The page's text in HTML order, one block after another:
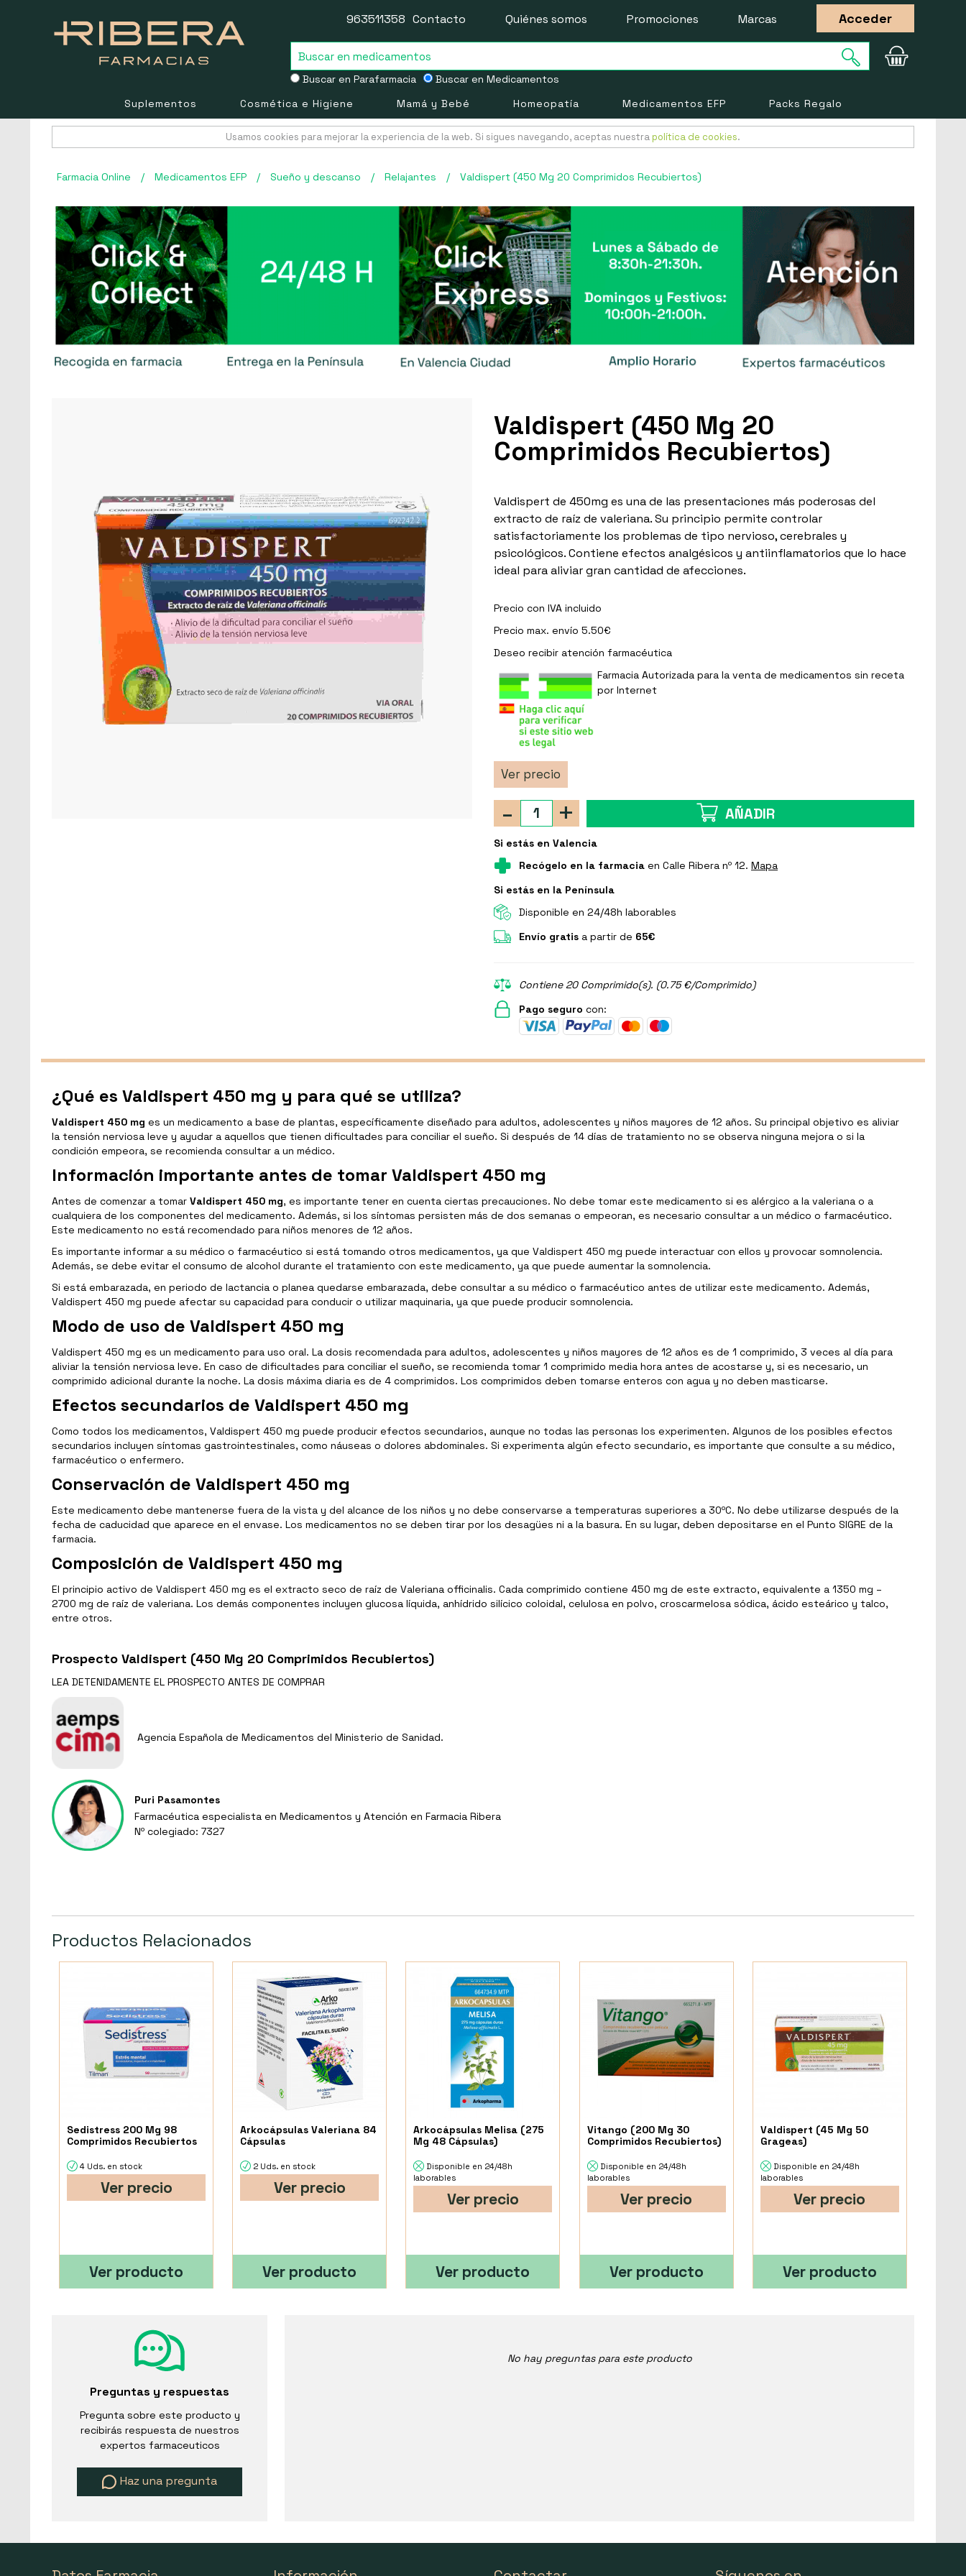
Buscar en Parafarmacia Buscar en Medicamentos
963511358 Contacto Quiénes somos Promociones Marcas Acceder
Suplementos Cosmética e Higiene Mamá y Bebé Homeopatía Medicamentos EFP Packs Regalo
Usamos cookies para mejorar la experiencia de la web. Si sigues navegando, aceptas nuestra política de cookies.
Farmacia Online / Medicamentos EFP / Sueño y descanso / Relajantes / Valdispert (450 Mg 20 Comprimidos Recubiertos)
Valdispert (450 Mg 20
Comprimidos Recubiertos)
Valdispert de 450mg es una de las presentaciones más poderosas del
extracto de raíz de valeriana. Su principio permite controlar
satisfactoriamente los problemas de tipo nervioso, cerebrales y
psicológicos. Contiene efectos analgésicos y antiinflamatorios que lo hace
ideal para aliviar gran cantidad de afecciones.
Precio con IVA incluido
Precio max. envío 5.50€
Deseo recibir atención farmacéutica
Farmacia Autorizada para la venta de medicamentos sin receta
por Internet
Ver precio
+
- AÑADIR
Si estás en Valencia
Recógelo en la farmacia en Calle Ribera nº 12. Mapa
Si estás en la Península
Disponible en 24/48h laborables
Envío gratis a partir de 65€
Contiene 20 Comprimido(s). (0.75 €/Comprimido)
Pago seguro con:
¿Qué es Valdispert 450 mg y para qué se utiliza?
Valdispert 450 mg es un medicamento a base de plantas, específicamente diseñado para adultos, adolescentes y niños mayores de 12 años. Su principal objetivo es aliviar
la tensión nerviosa leve y ayudar a aquellos que tienen dificultades para conciliar el sueño. Si después de 14 días de tratamiento no se observa ninguna mejora o si la
condición empeora, se recomienda consultar a un médico.
Información importante antes de tomar Valdispert 450 mg
Antes de comenzar a tomar Valdispert 450 mg, es importante tener en cuenta ciertas precauciones. No debe tomar este medicamento si es alérgico a la valeriana o a
cualquiera de los componentes del medicamento. Además, si los síntomas persisten más de dos semanas o empeoran, es necesario consultar a un médico o farmacéutico.
Este medicamento no está recomendado para niños menores de 12 años.
Es importante informar a su médico o farmacéutico si está tomando otros medicamentos, ya que Valdispert 450 mg puede interactuar con ellos y provocar somnolencia.
Además, se debe evitar el consumo de alcohol durante el tratamiento con este medicamento, ya que puede aumentar la somnolencia.
Si está embarazada, en periodo de lactancia o planea quedarse embarazada, debe consultar a su médico o farmacéutico antes de utilizar este medicamento. Además,
Valdispert 450 mg puede afectar su capacidad para conducir o utilizar maquinaria, ya que puede producir somnolencia.
Modo de uso de Valdispert 450 mg
Valdispert 450 mg es un medicamento para uso oral. La dosis recomendada para adultos, adolescentes y niños mayores de 12 años es de 1 comprimido, 3 veces al día para
aliviar la tensión nerviosa leve. En caso de dificultades para conciliar el sueño, se recomienda tomar 1 comprimido media hora antes de acostarse y, si es necesario, un
comprimido adicional durante la noche. La dosis máxima diaria es de 4 comprimidos. Los comprimidos deben tomarse enteros con agua y no deben masticarse.
Efectos secundarios de Valdispert 450 mg
Como todos los medicamentos, Valdispert 450 mg puede producir efectos secundarios, aunque no todas las personas los experimenten. Algunos de los posibles efectos
secundarios incluyen síntomas gastrointestinales, como náuseas o dolores abdominales. Si experimenta algún efecto secundario, es importante que consulte a su médico,
farmacéutico o enfermero.
Conservación de Valdispert 450 mg
Este medicamento debe mantenerse fuera de la vista y del alcance de los niños y no debe conservarse a temperaturas superiores a 30ºC. No debe utilizarse después de la
fecha de caducidad que aparece en el envase. Los medicamentos no se deben tirar por los desagües ni a la basura. En su lugar, deben depositarse en el Punto SIGRE de la
farmacia.
Composición de Valdispert 450 mg
El principio activo de Valdispert 450 mg es el extracto seco de raíz de Valeriana officinalis. Cada comprimido contiene 450 mg de este extracto, equivalente a 1350 mg –
2700 mg de raíz de valeriana. Los demás componentes incluyen glucosa líquida, anhídrido silícico coloidal, celulosa en polvo, croscarmelosa sódica, ácido esteárico y talco,
entre otros.
Prospecto Valdispert (450 Mg 20 Comprimidos Recubiertos)
LEA DETENIDAMENTE EL PROSPECTO ANTES DE COMPRAR
Agencia Española de Medicamentos del Ministerio de Sanidad.
Puri Pasamontes
Farmacéutica especialista en Medicamentos y Atención en Farmacia Ribera
Nº colegiado: 7327
Productos Relacionados
Sedistress 200 Mg 98
Comprimidos Recubiertos
4 Uds. en stock
Ver precio
Ver producto
Arkocápsulas Valeriana 84
Cápsulas
2 Uds. en stock
Ver precio
Ver producto
Arkocápsulas Melisa (275
Mg 48 Cápsulas)
Disponible en 24/48h
laborables
Ver precio
Ver producto
Vitango (200 Mg 30
Comprimidos Recubiertos)
Disponible en 24/48h
laborables
Ver precio
Ver producto
Valdispert (45 Mg 50
Grageas)
Disponible en 24/48h
laborables
Ver precio
Ver producto
Preguntas y respuestas
Pregunta sobre este producto y
recibirás respuesta de nuestros
expertos farmaceuticos
Haz una pregunta
No hay preguntas para este producto